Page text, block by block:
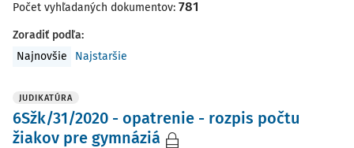
Počet vyhľadaných dokumentov: 781
Zoradiť podľa:
Najnovšie
Najstaršie
JUDIKATÚRA
6Sžk/31/2020 - opatrenie - rozpis počtu
žiakov pre gymnáziá